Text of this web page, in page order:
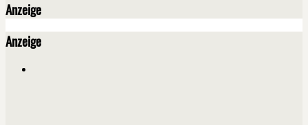
Anzeige
Anzeige